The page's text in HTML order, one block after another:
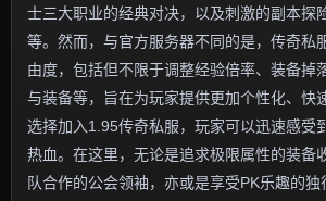
士三大职业的经典对决，以及刺激的副本探
等。然而，与官方服务器不同的是，传奇私
由度，包括但不限于调整经验倍率、装备掉
与装备等，旨在为玩家提供更加个性化、快
选择加入1.95传奇私服，玩家可以迅速感受
热血。在这里，无论是追求极限属性的装备
队合作的公会领袖，亦或是享受PK乐趣的